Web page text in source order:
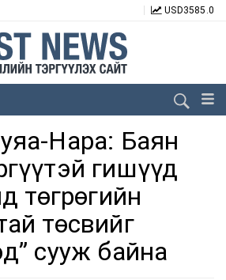
USD3585.0
Нара: Баян
гишүүд
төгрөгийн
төсвийг
сууж байна